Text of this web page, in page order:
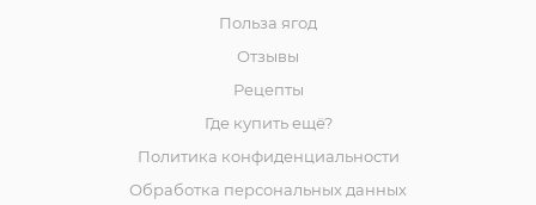
Польза ягод
Отзывы
Рецепты
Где купить ещё?
Политика конфиденциальности
Обработка персональных данных